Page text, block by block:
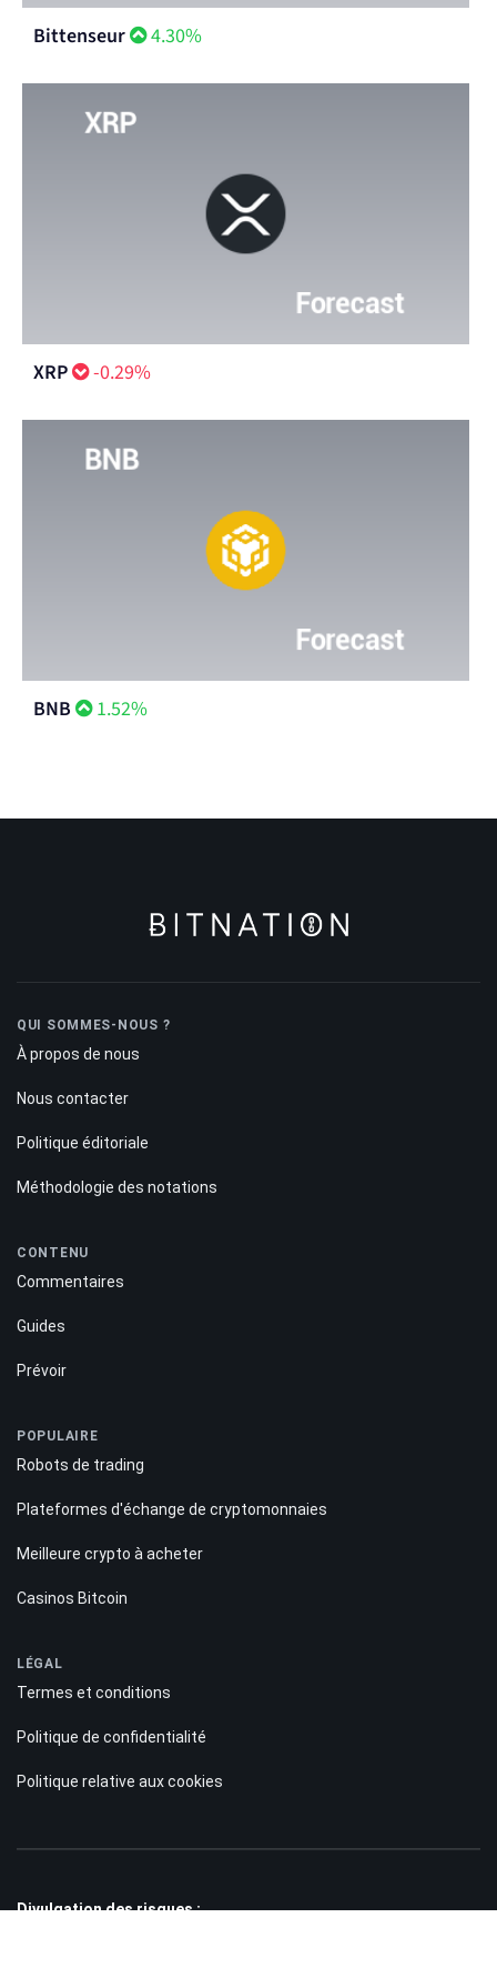
Bittenseur 4.30%
XRP -0.29%
BNB 1.52%
QUI SOMMES-NOUS ?
À propos de nous
Nous contacter
Politique éditoriale
Méthodologie des notations
CONTENU
Commentaires
Guides
Prévoir
POPULAIRE
Robots de trading
Plateformes d'échange de cryptomonnaies
Meilleure crypto à acheter
Casinos Bitcoin
LÉGAL
Termes et conditions
Politique de confidentialité
Politique relative aux cookies
Divulgation des risques :